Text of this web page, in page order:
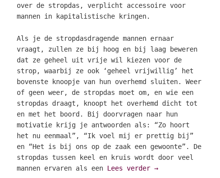
over de stropdas, verplicht accessoire voor
mannen in kapitalistische kringen.
Als je de stropdasdragende mannen ernaar
vraagt, zullen ze bij hoog en bij laag beweren
dat ze geheel uit vrije wil kiezen voor de
strop, waarbij ze ook ‘geheel vrijwillig’ het
bovenste knoopje van hun overhemd sluiten. Weer
of geen weer, de stropdas moet om, en wie een
stropdas draagt, knoopt het overhemd dicht tot
en met het boord. Bij doorvragen naar hun
motivatie krijg je antwoorden als: “Zo hoort
het nu eenmaal”, “Ik voel mij er prettig bij”
en “Het is bij ons op de zaak een gewoonte”. De
stropdas tussen keel en kruis wordt door veel
mannen ervaren als een Lees verder→